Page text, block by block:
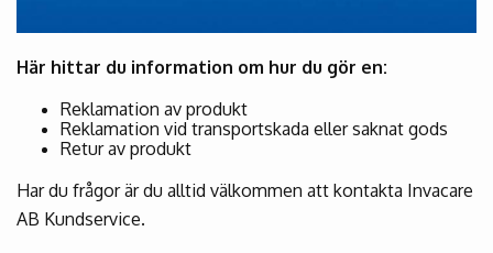
Här hittar du information om hur du gör en:
Reklamation av produkt
Reklamation vid transportskada eller saknat gods
Retur av produkt
Har du frågor är du alltid välkommen att kontakta Invacare
AB Kundservice.